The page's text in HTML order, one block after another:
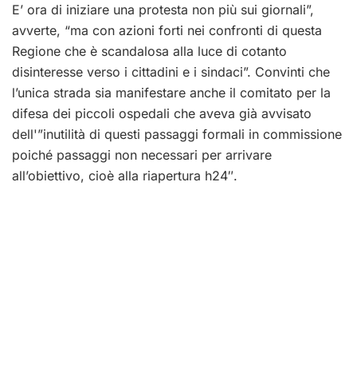
E’ ora di iniziare una protesta non più sui giornali”,
avverte, “ma con azioni forti nei confronti di questa
Regione che è scandalosa alla luce di cotanto
disinteresse verso i cittadini e i sindaci”. Convinti che
l’unica strada sia manifestare anche il comitato per la
difesa dei piccoli ospedali che aveva già avvisato
dell'”inutilità di questi passaggi formali in commissione
poiché passaggi non necessari per arrivare
all’obiettivo, cioè alla riapertura h24″.